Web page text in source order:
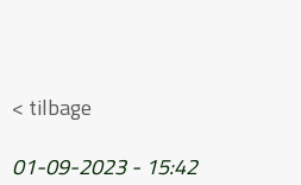
< tilbage
01-09-2023 - 15:42